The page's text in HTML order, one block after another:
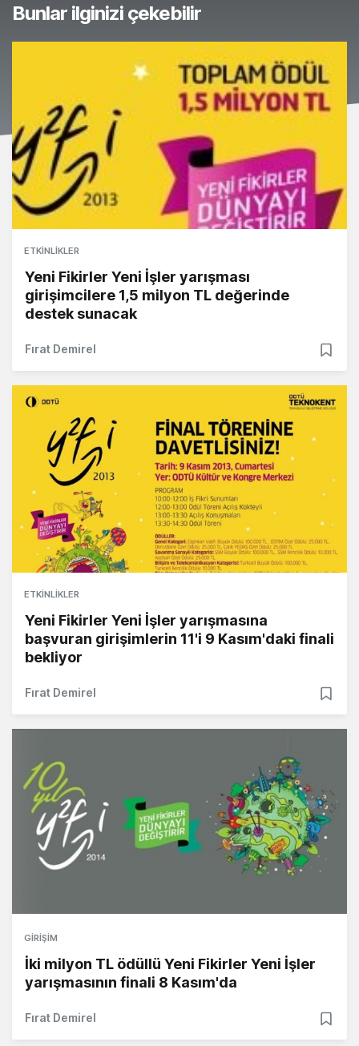
Bunlar ilginizi çekebilir
ETKINLIKLER
Yeni Fikirler Yeni İşler yarışması
girişimcilere 1,5 milyon TL değerinde
destek sunacak
Fırat Demirel
ETKINLIKLER
Yeni Fikirler Yeni İşler yarışmasına
başvuran girişimlerin 11'i 9 Kasım'daki finali
bekliyor
Fırat Demirel
GIRIŞIM
İki milyon TL ödüllü Yeni Fikirler Yeni İşler
yarışmasının finali 8 Kasım'da
Fırat Demirel